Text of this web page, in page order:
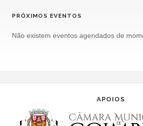
PRÓXIMOS EVENTOS
Não existem eventos agendados de
APOIOS